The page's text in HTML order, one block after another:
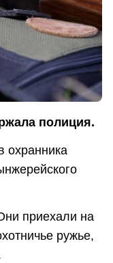
полиция.
охранника
приехали на
ружье,